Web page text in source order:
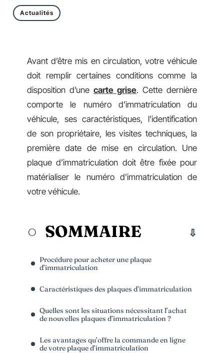
Actualités
Avant d’être mis en circulation, votre véhicule
doit remplir certaines conditions comme la
disposition d’une carte grise. Cette dernière
comporte le numéro d’immatriculation du
véhicule, ses caractéristiques, l’identification
de son propriétaire, les visites techniques, la
première date de mise en circulation. Une
plaque d’immatriculation doit être fixée pour
matérialiser le numéro d’immatriculation de
votre véhicule.
SOMMAIRE
Procédure pour acheter une plaque
d’immatriculation
Caractéristiques des plaques d’immatriculation
Quelles sont les situations nécessitant l’achat
de nouvelles plaques d’immatriculation ?
Les avantages qu’offre la commande en ligne
de votre plaque d’immatriculation